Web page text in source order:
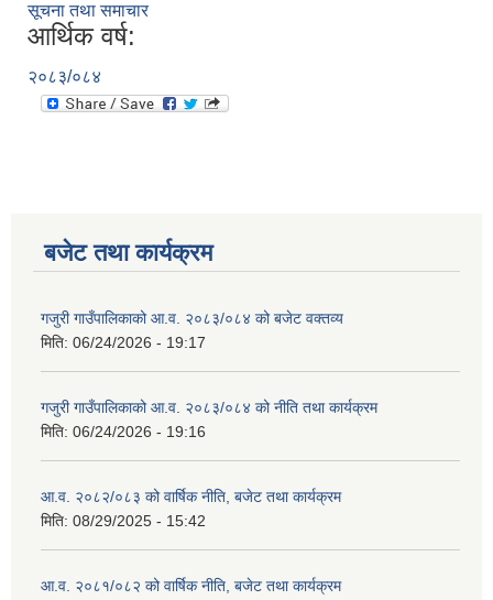
सूचना तथा समाचार
आर्थिक वर्ष:
२०८३/०८४
बजेट तथा कार्यक्रम
गजुरी गाउँपालिकाको आ.व. २०८३/०८४ को बजेट वक्तव्य
मिति: 06/24/2026 - 19:17
गजुरी गाउँपालिकाको आ.व. २०८३/०८४ को नीति तथा कार्यक्रम
मिति: 06/24/2026 - 19:16
आ.व. २०८२/०८३ को वार्षिक नीति, बजेट तथा कार्यक्रम
मिति: 08/29/2025 - 15:42
आ.व. २०८१/०८२ को वार्षिक नीति, बजेट तथा कार्यक्रम